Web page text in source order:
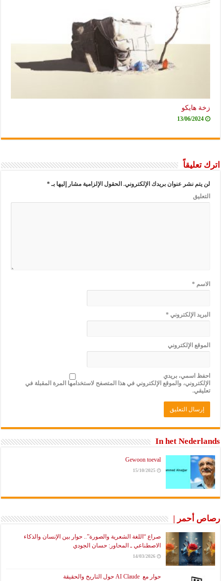
زخة هايكو
13/06/2024
اترك تعليقاً
لن يتم نشر عنوان بريدك الإلكتروني. الحقول الإلزامية مشار إليها بـ*
التعليق
الاسم*
البريد الإلكتروني*
الموقع الإلكتروني
احفظ اسمي، بريدي
الإلكتروني، والموقع الإلكتروني في هذا المتصفح لاستخدامها المرة المقبلة في
تعليقي.
In het Nederlands
Gewoon toeval
15/10/2025
رصاص أحمر |
صراع “اللغة الشعرية والصورة”.. حوار بين الإنسان والذكاء
الاصطناعي ـ المحاور: حسان الجودي
14/03/2026
حوار مع AI Claude حول التاريخ والحقيقة